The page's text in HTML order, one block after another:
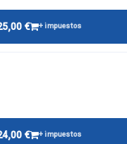
€ + impuestos
€ + impuestos